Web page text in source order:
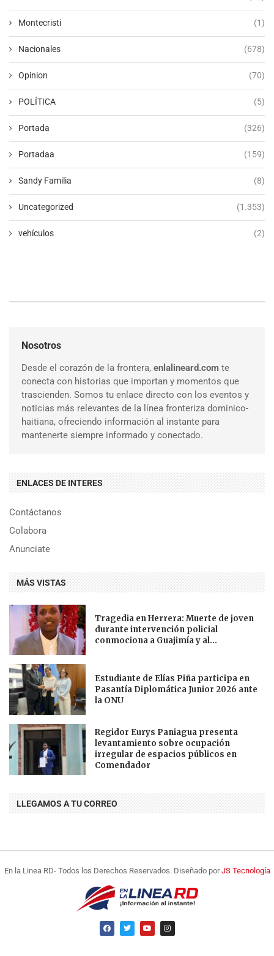
Montecristi (1)
Nacionales (678)
Opinion (70)
POLÍTICA (5)
Portada (326)
Portadaa (159)
Sandy Familia (8)
Uncategorized (1.353)
vehículos (2)
Nosotros
Desde el corazón de la frontera, enlalineard.com te
conecta con historias que importan y momentos que
trascienden. Somos tu enlace directo con los eventos y
noticias más relevantes de la línea fronteriza dominico-
haitiana, ofreciendo información al instante para
mantenerte siempre informado y conectado.
ENLACES DE INTERES
Contáctanos
Colabora
Anunciate
MÁS VISTAS
Tragedia en Herrera: Muerte de joven
durante intervención policial
conmociona a Guajimía y al...
Estudiante de Elías Piña participa en
Pasantía Diplomática Junior 2026 ante
la ONU
Regidor Eurys Paniagua presenta
levantamiento sobre ocupación
irregular de espacios públicos en
Comendador
LLEGAMOS A TU CORREO
En la Linea RD- Todos los Derechos Reservados. Diseñado porJS Tecnología